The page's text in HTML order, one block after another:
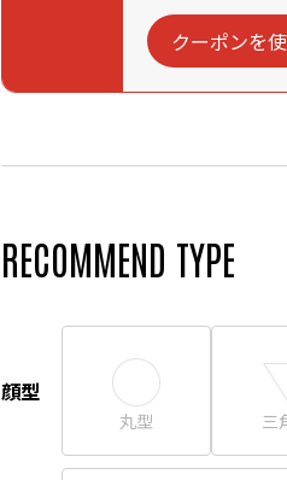
クーポンを
RECOMMEND TYPE
顔型
丸型 三